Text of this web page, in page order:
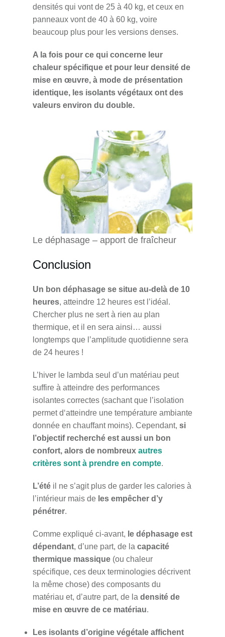
densités qui vont de 25 à 40 kg, et ceux en
panneaux vont de 40 à 60 kg, voire
beaucoup plus pour les versions denses.
A la fois pour ce qui concerne leur
chaleur spécifique et pour leur densité de
mise en œuvre, à mode de présentation
identique, les isolants végétaux ont des
valeurs environ du double.
Le déphasage – apport de fraîcheur
Conclusion
Un bon déphasage se situe au-delà de 10
heures, atteindre 12 heures est l’idéal.
Chercher plus ne sert à rien au plan
thermique, et il en sera ainsi… aussi
longtemps que l’amplitude quotidienne sera
de 24 heures !
L’hiver le lambda seul d’un matériau peut
suffire à atteindre des performances
isolantes correctes (sachant que l’isolation
permet d‘atteindre une température ambiante
donnée en chauffant moins). Cependant, si
l’objectif recherché est aussi un bon
confort, alors de nombreux autres
critères sont à prendre en compte.
L’étéil ne s’agit plus de garder les calories à
l’intérieur mais de les empêcher d’y
pénétrer.
Comme expliqué ci-avant, le déphasage est
dépendant, d’une part, de la capacité
thermique massique(ou chaleur
spécifique, ces deux terminologies décrivent
la même chose) des composants du
matériau et, d’autre part, de la densité de
mise en œuvre de ce matériau.
Les isolants d’origine végétale affichent